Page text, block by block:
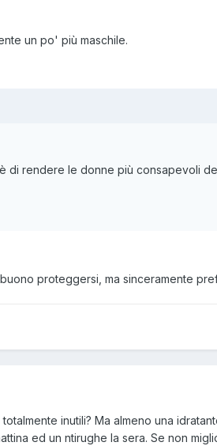
un po' più maschile.
di rendere le donne più consapevoli
proteggersi, ma sinceramente
inutili? Ma almeno una
ed un ntirughe la sera. Se non